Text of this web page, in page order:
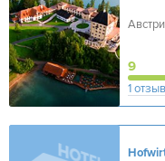
9
1 отзыв